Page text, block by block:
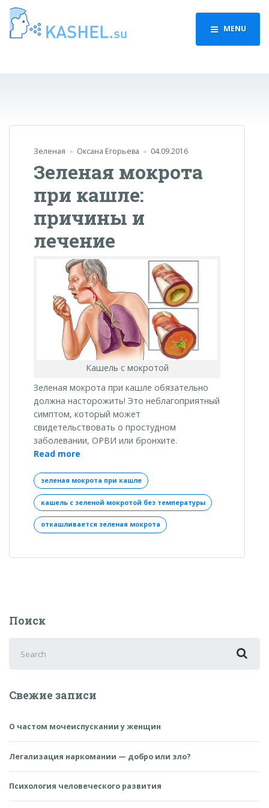
MENU
Зеленая Оксана Егорьева 04.09.2016
Зеленая мокрота
при кашле:
причины и
лечение
Кашель с мокротой
Зеленая мокрота при кашле обязательно
должна насторожить! Это неблагоприятный
симптом, который может
свидетельствовать о простудном
заболевании, ОРВИ или бронхите.
Read more
при
кашле:
причины
и
лечение»
зеленая мокрота при кашле
кашель с зеленой мокротой без температуры
откашливается зеленая мокрота
Поиск
for:
Свежие записи
О частом мочеиспускании у женщин
Легализация наркомании — добро или зло?
Психология человеческого развития